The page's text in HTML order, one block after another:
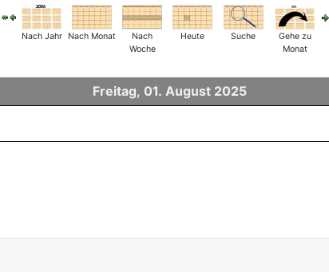
Nach Jahr Nach Monat
Nach
Woche
Heute Suche
Gehe zu
Monat
Freitag, 01. August 2025